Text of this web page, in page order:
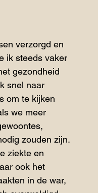
verzorgd en
ik steeds vaker
gezondheid
snel naar
om te kijken
we meer
zouden zijn.​
ziekte en
ook het
in de war,